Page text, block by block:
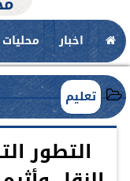
اخبار محليات
تعليم
التطور